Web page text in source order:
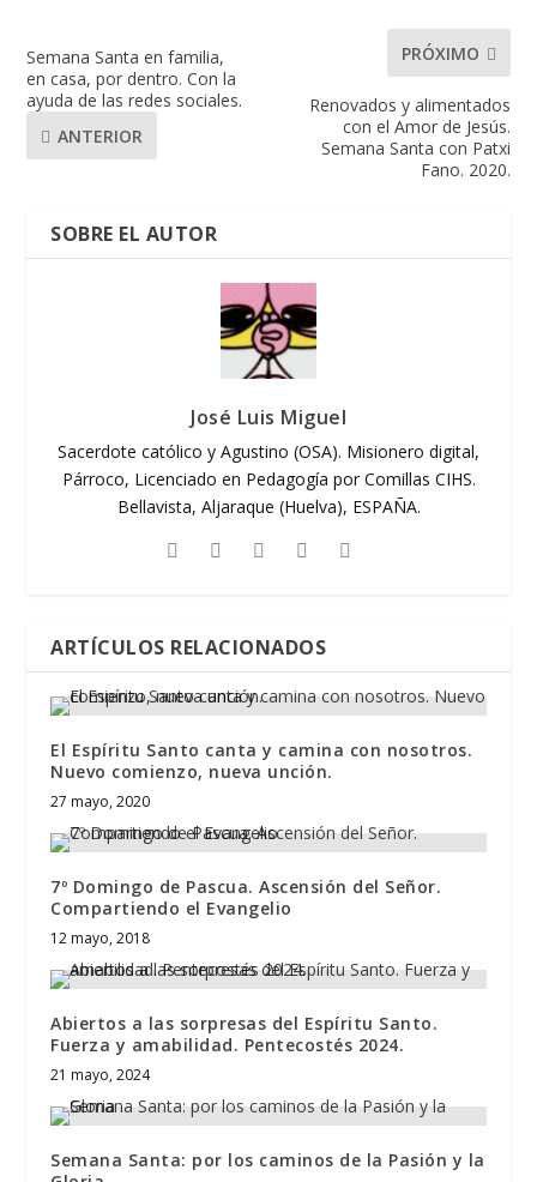
Semana Santa en familia,
en casa, por dentro. Con la
ayuda de las redes sociales.
ANTERIOR
PRÓXIMO
Renovados y alimentados
con el Amor de Jesús.
Semana Santa con Patxi
Fano. 2020.
SOBRE EL AUTOR
José Luis Miguel
Sacerdote católico y Agustino (OSA). Misionero digital,
Párroco, Licenciado en Pedagogía por Comillas CIHS.
Bellavista, Aljaraque (Huelva), ESPAÑA.
ARTÍCULOS RELACIONADOS
El Espíritu Santo canta y camina con nosotros.
Nuevo comienzo, nueva unción.
27 mayo, 2020
7º Domingo de Pascua. Ascensión del Señor.
Compartiendo el Evangelio
12 mayo, 2018
Abiertos a las sorpresas del Espíritu Santo.
Fuerza y amabilidad. Pentecostés 2024.
21 mayo, 2024
Semana Santa: por los caminos de la Pasión y la